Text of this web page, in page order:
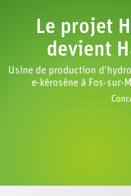
Le projet
devient
Usine de production
e-kérosène à Fos-sur-